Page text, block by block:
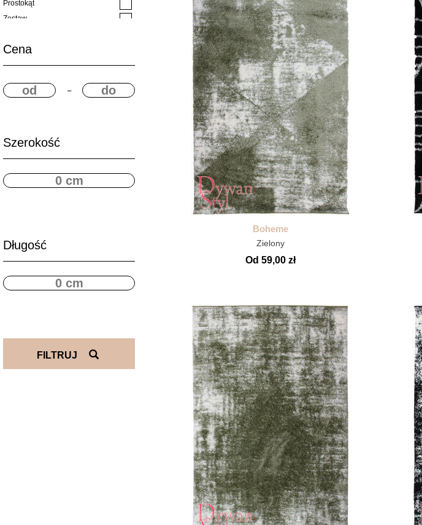
Prostokąt
Zestaw
Cena
-
Szerokość
Długość
FILTRUJ
Boheme
Zielony
Od 59,00 zł